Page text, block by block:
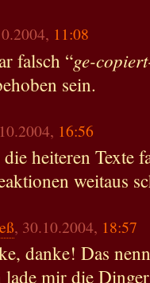
11:08
falsch “ge-
sein.
16:56
heiteren Texte
weitaus
, 30.10.2004, 18:57
danke! Das
lade mir die